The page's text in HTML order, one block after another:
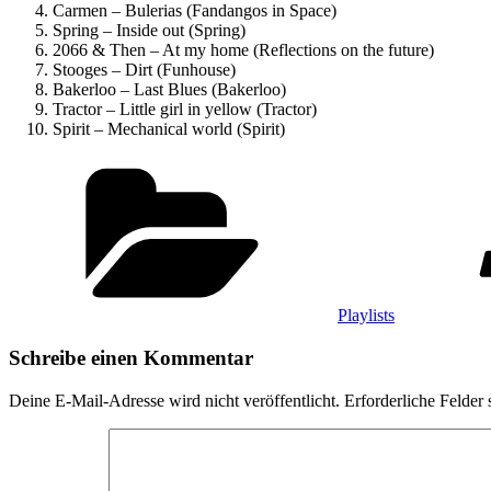
Carmen – Bulerias (Fandangos in Space)
Spring – Inside out (Spring)
2066 & Then – At my home (Reflections on the future)
Stooges – Dirt (Funhouse)
Bakerloo – Last Blues (Bakerloo)
Tractor – Little girl in yellow (Tractor)
Spirit – Mechanical world (Spirit)
Playlists
Schreibe einen Kommentar
Deine E-Mail-Adresse wird nicht veröffentlicht. Erforderliche Felder